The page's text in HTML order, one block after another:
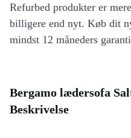
Refurbed produkter er
billigere end nyt. Køb dit
mindst 12 måneders
Bergamo lædersofa
Beskrivelse